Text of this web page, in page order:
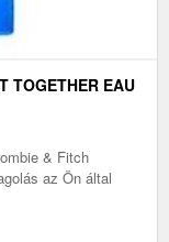
TOGETHER EAU
& Fitch
az Ön által